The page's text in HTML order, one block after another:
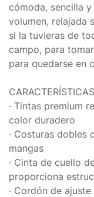
cómoda, sencilla
volumen, relajada
si la tuvieras de
campo, para
para quedarse en
· Tintas premium
color duradero
· Costuras dobles
mangas
· Cinta de cuello
proporciona
· Cordón de